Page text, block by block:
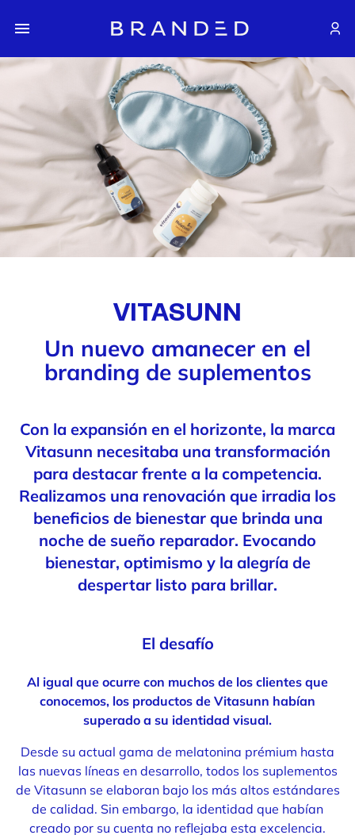
VITASUNN
Un nuevo amanecer en el
branding de suplementos
Con la expansión en el horizonte, la marca
Vitasunn necesitaba una transformación
para destacar frente a la competencia.
Realizamos una renovación que irradia los
beneficios de bienestar que brinda una
noche de sueño reparador. Evocando
bienestar, optimismo y la alegría de
despertar listo para brillar.
El desafío
Al igual que ocurre con muchos de los clientes que
conocemos, los productos de Vitasunn habían
superado a su identidad visual.
Desde su actual gama de melatonina prémium hasta
las nuevas líneas en desarrollo, todos los suplementos
de Vitasunn se elaboran bajo los más altos estándares
de calidad. Sin embargo, la identidad que habían
creado por su cuenta no reflejaba esta excelencia.